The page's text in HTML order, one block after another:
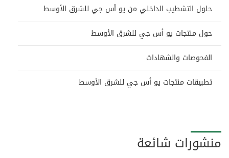
حلول التشطيب الداخلي من يو أس جي للشرق الأوسط
حول منتجات يو أس جي للشرق الأوسط
الفحوصات والشهادات
تطبيقات منتجات يو أس جي للشرق الأوسط
منشورات شائعة